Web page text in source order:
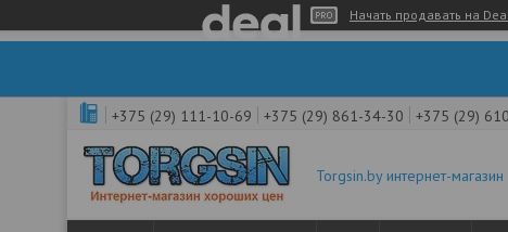
Начать продавать на
+375 (29) 111-10-69 +375 (29) 861-34-30 +375 (29)
Torgsin.by интернет-магазин